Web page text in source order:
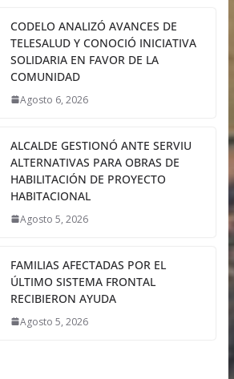
CODELO ANALIZÓ AVANCES DE
TELESALUD Y CONOCIÓ INICIATIVA
SOLIDARIA EN FAVOR DE LA
COMUNIDAD
Agosto 6, 2026
ALCALDE GESTIONÓ ANTE SERVIU
ALTERNATIVAS PARA OBRAS DE
HABILITACIÓN DE PROYECTO
HABITACIONAL
Agosto 5, 2026
FAMILIAS AFECTADAS POR EL
ÚLTIMO SISTEMA FRONTAL
RECIBIERON AYUDA
Agosto 5, 2026